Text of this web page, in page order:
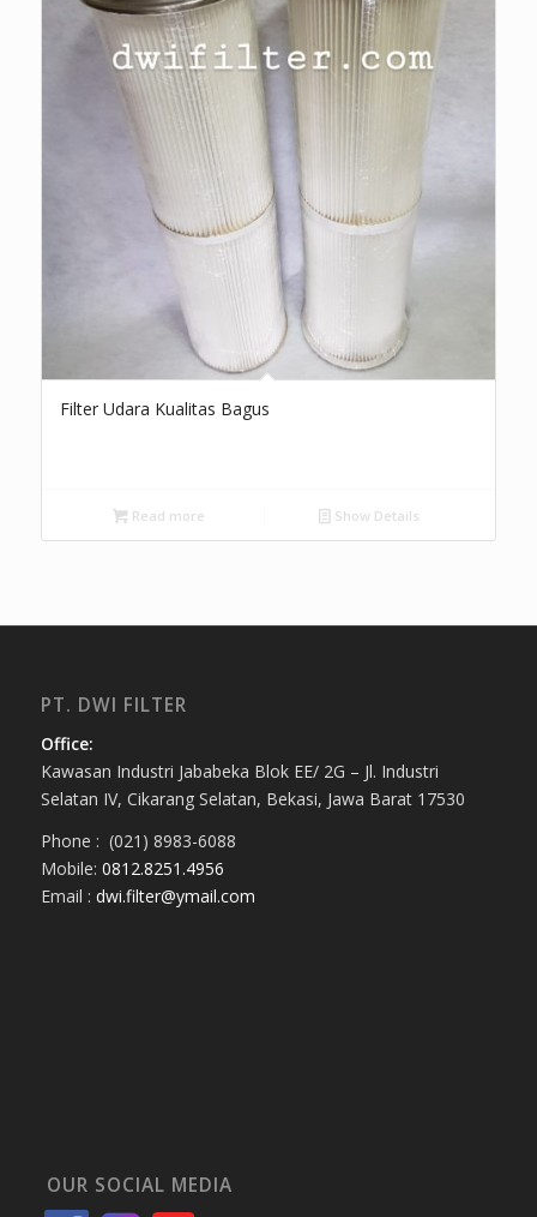
Filter Udara Kualitas Bagus
Read more Show Details
PT. DWI FILTER
Office:
Kawasan Industri Jababeka Blok EE/ 2G – Jl. Industri
Selatan IV, Cikarang Selatan, Bekasi, Jawa Barat 17530
Phone : (021) 8983-6088
Mobile: 0812.8251.4956
Email : dwi.filter@ymail.com
OUR SOCIAL MEDIA